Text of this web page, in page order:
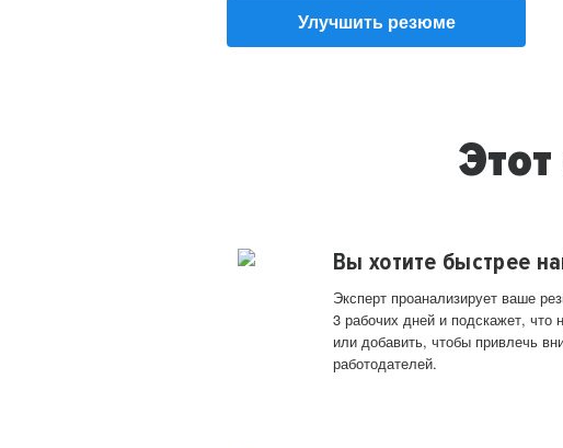
Улучшить резюме
Вы хотите быстрее
Эксперт проанализирует ваше
3 рабочих дней и подскажет, что
или добавить, чтобы привлечь
работодателей.